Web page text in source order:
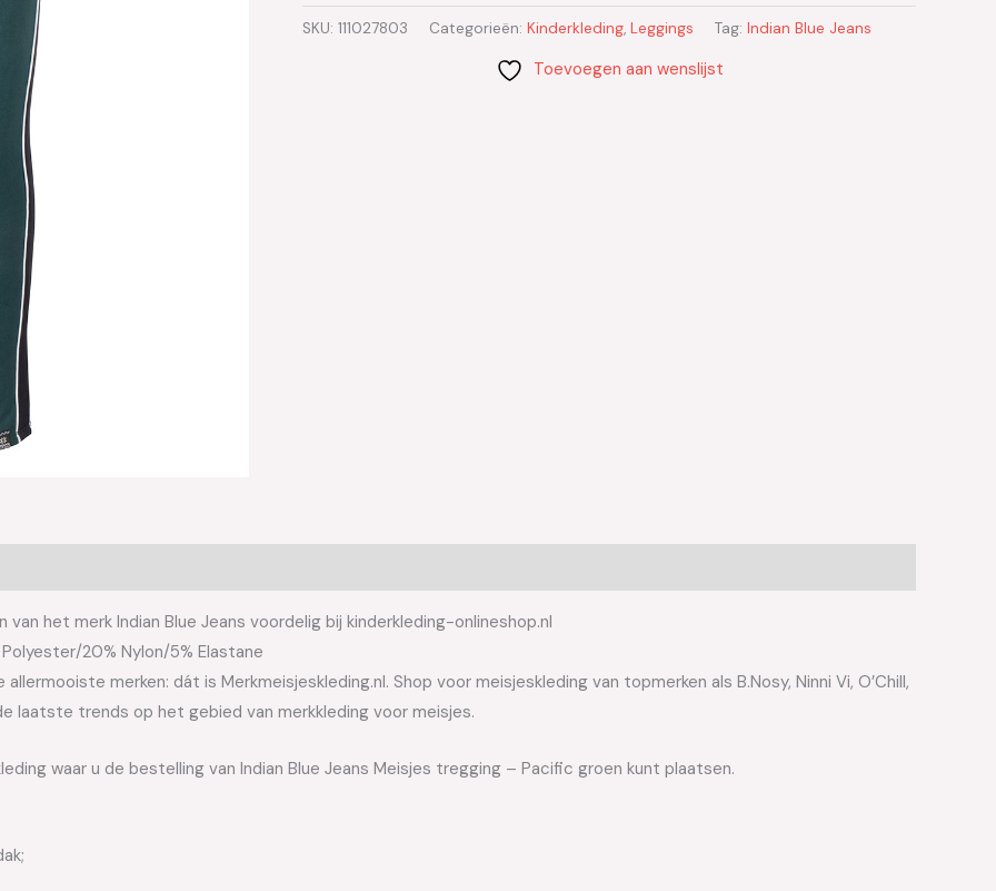
SKU: 111027803 Categorieën: Kinderkleding, Leggings Tag: Indian Blue Jeans
Toevoegen aan wenslijst
het merk Indian Blue Jeans voordelig bij kinderkleding-onlineshop.nl
20% Nylon/5% Elastane
merken: dát is Merkmeisjeskleding.nl. Shop voor meisjeskleding van topmerken als B.Nosy, Ninni Vi, O’Chill,
laatste trends op het gebied van merkkleding voor meisjes.
waar u de bestelling van Indian Blue Jeans Meisjes tregging – Pacific groen kunt plaatsen.